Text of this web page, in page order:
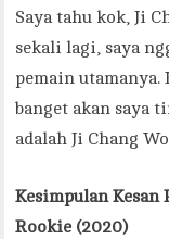
Saya tahu kok, Ji
sekali lagi, saya
pemain utamanya.
banget akan saya
adalah Ji Chang
Kesimpulan Kesan
Rookie (2020)